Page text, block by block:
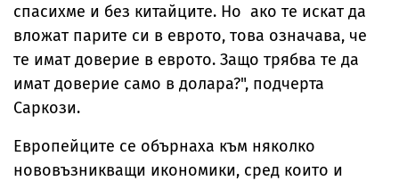
спасихме и без китайците. Но ако те искат да
вложат парите си в еврото, това означава, че
те имат доверие в еврото. Защо трябва те да
имат доверие само в долара?", подчерта
Саркози.
Европейците се обърнаха към няколко
нововъзникващи икономики, сред които и